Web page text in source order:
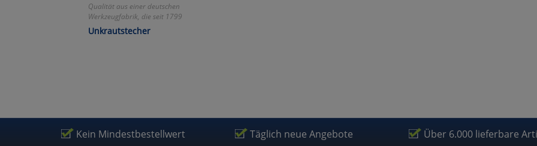
Qualität aus einer deutschen
Werkzeugfabrik, die seit 1799
geschmiedete Gartenwerkzeuge
herstellt!
Unkrautstecher
Kein Mindestbestellwert Täglich neue Angebote Über 6.000 lieferbare